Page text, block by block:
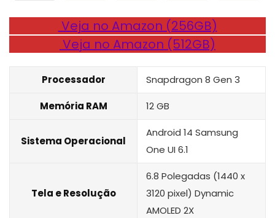
Veja no Amazon (256GB)
Veja no Amazon (512GB)
Processador Snapdragon 8 Gen 3
Memória RAM 12 GB
Sistema Operacional
Android 14 Samsung
One UI 6.1
Tela e Resolução
6.8 Polegadas (1440 x
3120 pixel) Dynamic
AMOLED 2X